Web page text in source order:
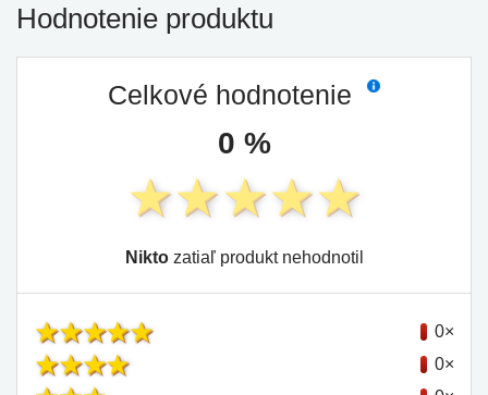
Hodnotenie produktu
Celkové hodnotenie
0 %
Niktozatiaľ produkt nehodnotil
0×
0×